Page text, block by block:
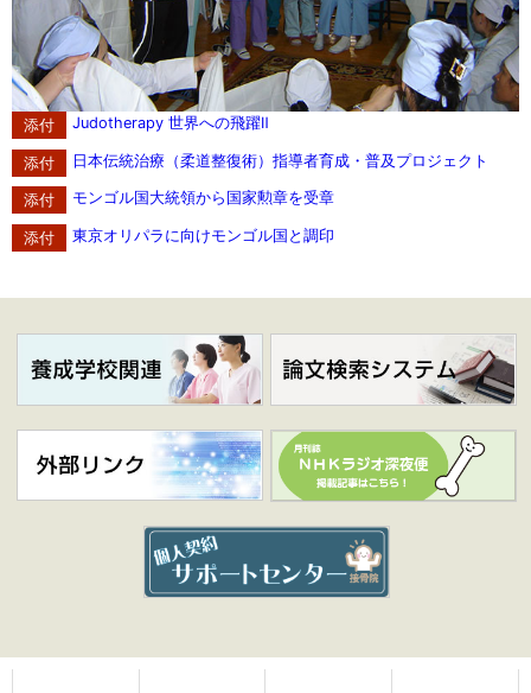
Judotherapy 世界への飛躍Ⅱ
日本伝統治療（柔道整復術）指導者育成・普及プロジェクト
モンゴル国大統領から国家勲章を受章
東京オリパラに向けモンゴル国と調印